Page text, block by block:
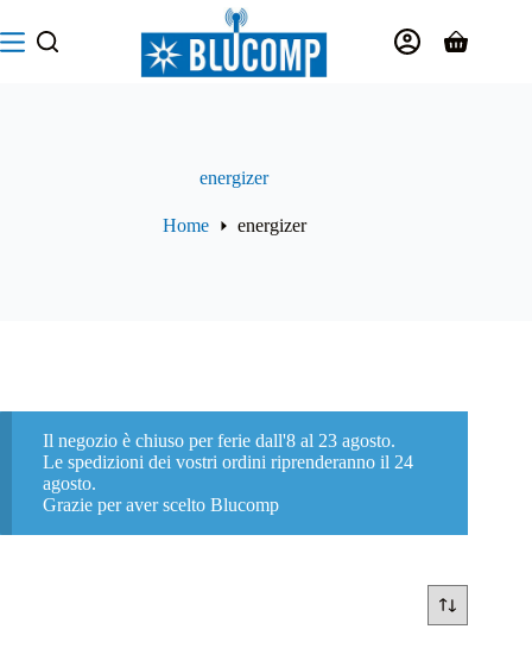
al
contenuto
Carrello
energizer
Home energizer
Il negozio è chiuso per ferie dall'8 al 23 agosto.
Le spedizioni dei vostri ordini riprenderanno il 24
agosto.
Grazie per aver scelto Blucomp